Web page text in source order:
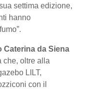
settima edizione,
hanno
Caterina da Siena
che, oltre alla
LILT,
con il